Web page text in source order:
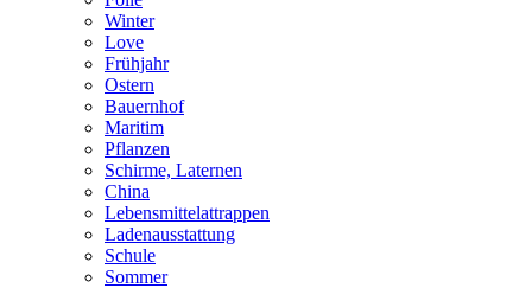
Winter
Love
Frühjahr
Ostern
Bauernhof
Maritim
Pflanzen
Schirme, Laternen
China
Lebensmittelattrappen
Ladenausstattung
Schule
Sommer